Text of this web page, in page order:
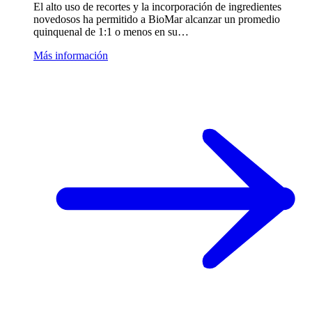
El alto uso de recortes y la incorporación de ingredientes
novedosos ha permitido a BioMar alcanzar un promedio
quinquenal de 1:1 o menos en su…
Más información